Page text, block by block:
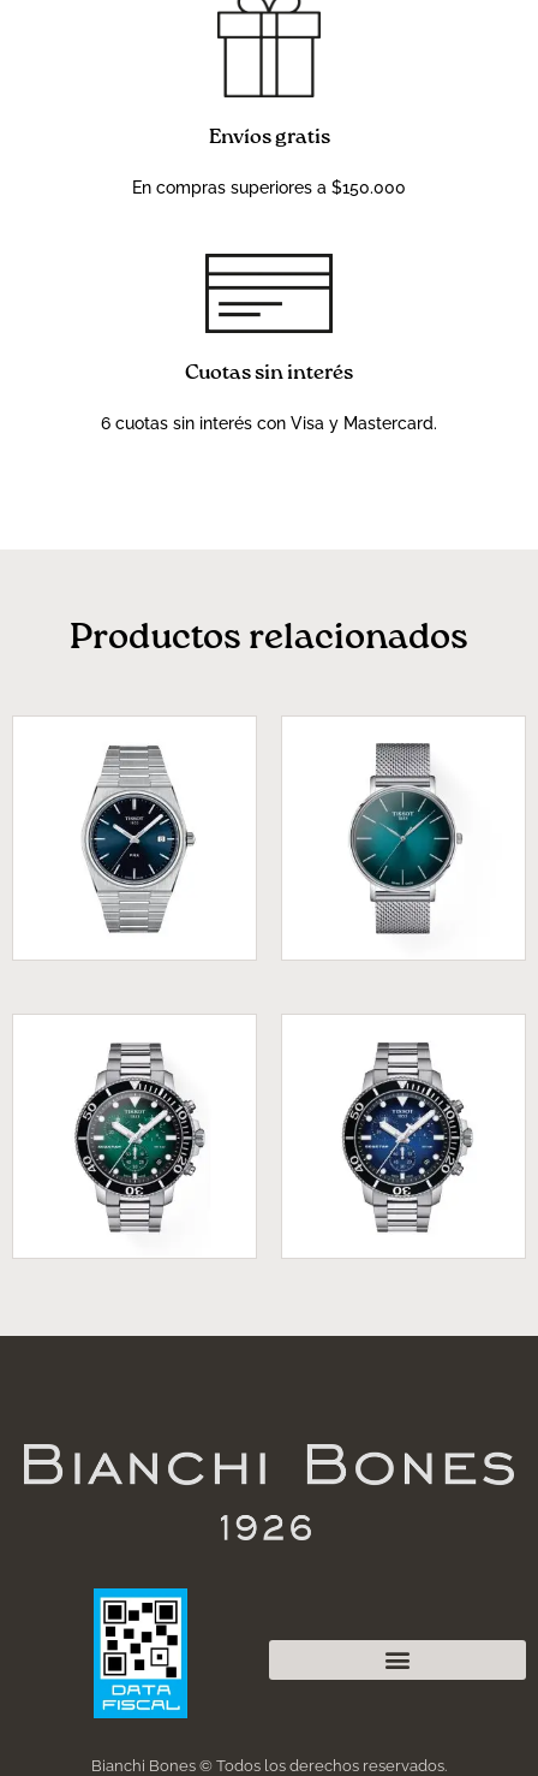
Envíos gratis
En compras superiores a $150.000
Cuotas sin interés
6 cuotas sin interés con Visa y Mastercard.
Productos relacionados
Bianchi Bones © Todos los derechos reservados.